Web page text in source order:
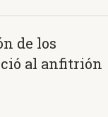
de los
al anfitrión